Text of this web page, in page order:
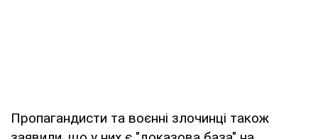
Пропагандисти та воєнні злочинці також